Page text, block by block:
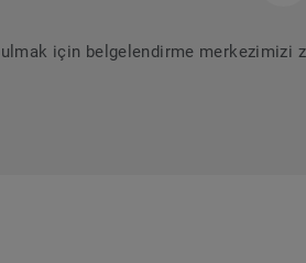
için belgelendirme merkezimizi